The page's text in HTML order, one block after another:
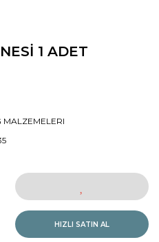
1 ADET
MALZEMELERI
HIZLI SATIN AL